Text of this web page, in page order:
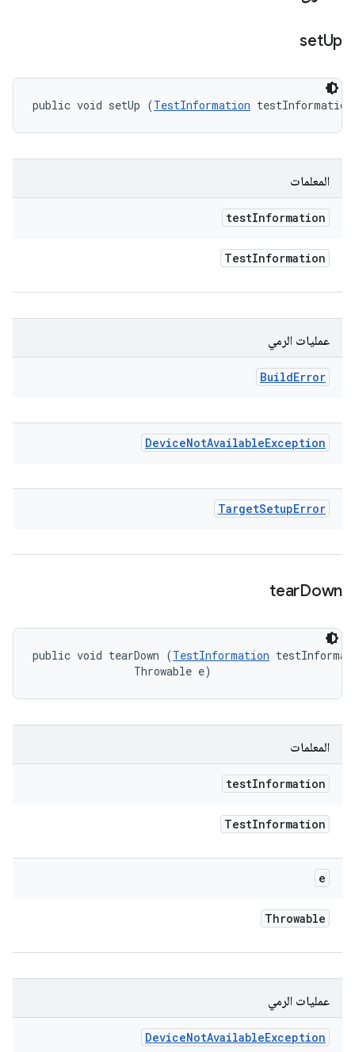
setUp
public void setUp (TestInformation
المعلمات
testInformation
TestInformation
عمليات الرمي
BuildError
DeviceNotAvailableException
TargetSetupError
tearDown
public void tearDown (TestInformation
                Throwable e)
المعلمات
testInformation
TestInformation
e
Throwable
عمليات الرمي
DeviceNotAvailableException